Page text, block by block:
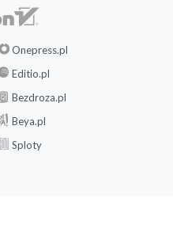
Onepress.pl
Editio.pl
Bezdroza.pl
Beya.pl
Sploty